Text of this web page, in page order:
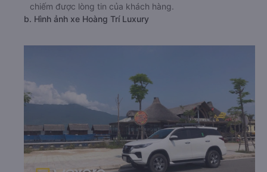
chiếm được lòng tin của khách hàng.
b. Hình ảnh xe Hoàng Trí Luxury